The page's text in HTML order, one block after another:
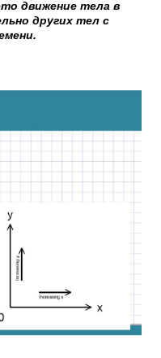
движение тела в
других тел с